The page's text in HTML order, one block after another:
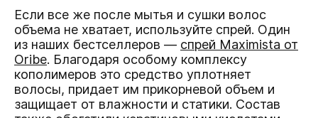
Если все же после мытья и сушки волос
объема не хватает, используйте спрей. Один
из наших бестселлеров — спрей Maximista от
Oribe. Благодаря особому комплексу
кополимеров это средство уплотняет
волосы, придает им прикорневой объем и
защищает от влажности и статики. Состав